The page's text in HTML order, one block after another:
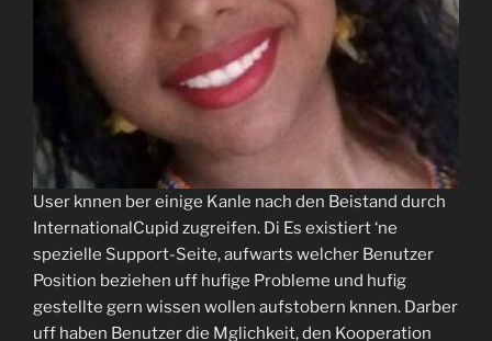
User knnen ber einige Kanle nach den Beistand durch
InternationalCupid zugreifen. Di Es existiert ‘ne
spezielle Support-Seite, aufwarts welcher Benutzer
Position beziehen uff hufige Probleme und hufig
gestellte gern wissen wollen aufstobern knnen. Darber
uff haben Benutzer die Mglichkeit, den Kooperation